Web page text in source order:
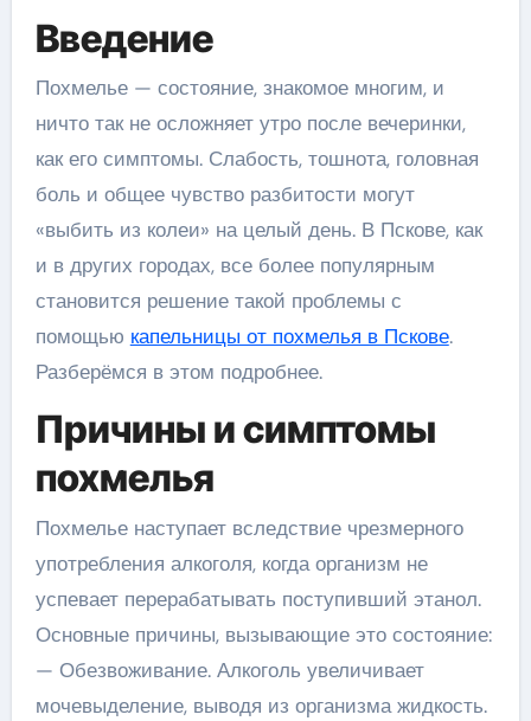
Введение
Похмелье — состояние, знакомое многим, и
ничто так не осложняет утро после вечеринки,
как его симптомы. Слабость, тошнота, головная
боль и общее чувство разбитости могут
«выбить из колеи» на целый день. В Пскове, как
и в других городах, все более популярным
становится решение такой проблемы с
помощью капельницы от похмелья в Пскове.
Разберёмся в этом подробнее.
Причины и симптомы
похмелья
Похмелье наступает вследствие чрезмерного
употребления алкоголя, когда организм не
успевает перерабатывать поступивший этанол.
Основные причины, вызывающие это состояние:
— Обезвоживание. Алкоголь увеличивает
мочевыделение, выводя из организма жидкость.